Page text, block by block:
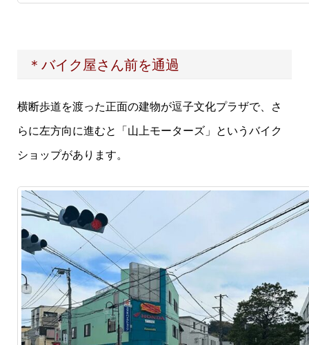
＊バイク屋さん前を通過
横断歩道を渡った正面の建物が逗子文化プラザで、さ
らに左方向に進むと「山上モーターズ」というバイク
ショップがあります。